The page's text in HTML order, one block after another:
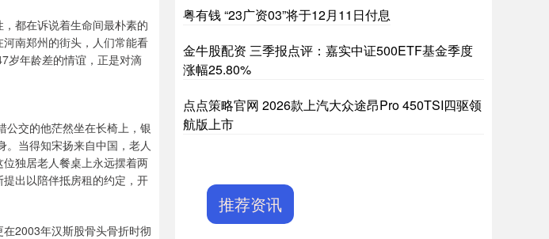
都在诉说着生命间最朴素的
南郑州的街头，人们常能看
岁年龄差的情谊，正是对滴
公交的他茫然坐在长椅上，银
当得知宋扬来自中国，老人
独居老人餐桌上永远摆着两
出以陪伴抵房租的约定，开
2003年汉斯股骨头骨折时彻
粤有钱 “23广资03”将于12月11日付息
金牛股配资 三季报点评：嘉实中证500ETF基金季度
涨幅25.80%
点点策略官网 2026款上汽大众途昂Pro 450TSI四驱领
航版上市
推荐资讯